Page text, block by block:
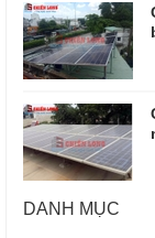
DANH MỤC